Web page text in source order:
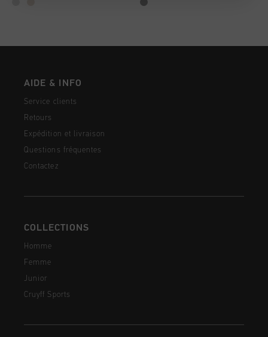
AIDE & INFO
Service clients
Retours
Expédition et livraison
Questions fréquentes
Contactez
COLLECTIONS
Homme
Femme
Junior
Cruyff Sports